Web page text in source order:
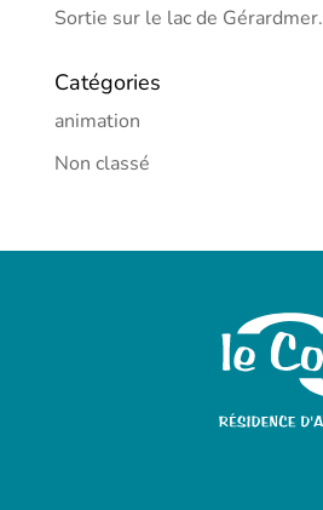
Sortie sur le lac de Gérardmer.
Catégories
animation
Non classé